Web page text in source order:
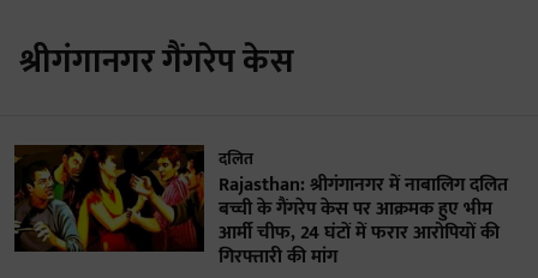
श्रीगंगानगर गैंगरेप केस
दलित
Rajasthan: श्रीगंगानगर में नाबालिग दलित
बच्ची के गैंगरेप केस पर आक्रमक हुए भीम
आर्मी चीफ, 24 घंटों में फरार आरोपियों की
गिरफ्तारी की मांग